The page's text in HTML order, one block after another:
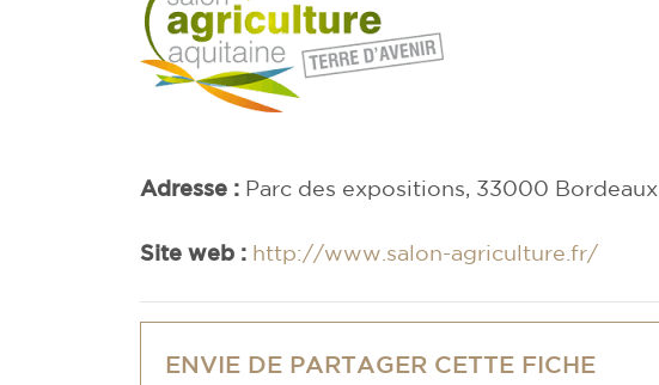
Adresse : Parc des expositions, 33000 Bordeaux
Site web : http://www.salon-agriculture.fr/
ENVIE DE PARTAGER CETTE FICHE